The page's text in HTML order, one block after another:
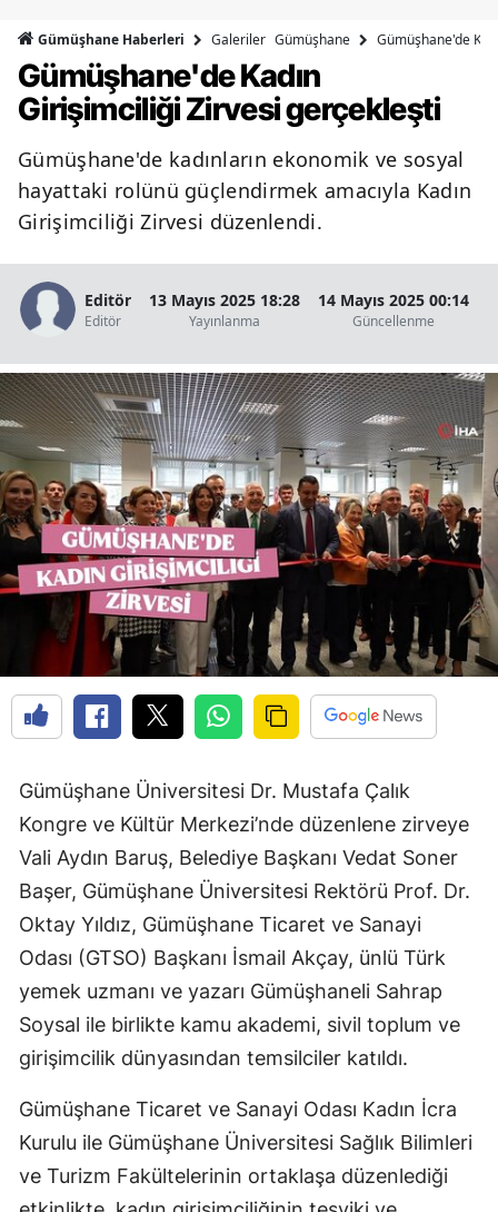
Bingöl
Bitlis
Bolu
Çanakkale
Çorum
Denizli
Diyarbakır
Edirne
Elazığ
Erzincan
Erzurum
Eskişehir
Giresun
Gümüşhane
Hakkari
Hatay
Isparta
Mersin
İstanbul
İzmir
Kars
Gümüşhane Haberleri Galeriler Gümüşhane Gümüşhane'de
Gümüşhane'de Kadın
Girişimciliği Zirvesi gerçekleşti
Gümüşhane'de kadınların ekonomik ve sosyal
hayattaki rolünü güçlendirmek amacıyla Kadın
Girişimciliği Zirvesi düzenlendi.
Editör
Editör
13 Mayıs 2025 18:28
Yayınlanma
14 Mayıs 2025 00:14
Güncellenme
Gümüşhane Üniversitesi Dr. Mustafa Çalık
Kongre ve Kültür Merkezi’nde düzenlene zirveye
Vali Aydın Baruş, Belediye Başkanı Vedat Soner
Başer, Gümüşhane Üniversitesi Rektörü Prof. Dr.
Oktay Yıldız, Gümüşhane Ticaret ve Sanayi
Odası (GTSO) Başkanı İsmail Akçay, ünlü Türk
yemek uzmanı ve yazarı Gümüşhaneli Sahrap
Soysal ile birlikte kamu akademi, sivil toplum ve
girişimcilik dünyasından temsilciler katıldı.
Gümüşhane Ticaret ve Sanayi Odası Kadın İcra
Kurulu ile Gümüşhane Üniversitesi Sağlık Bilimleri
ve Turizm Fakültelerinin ortaklaşa düzenlediği